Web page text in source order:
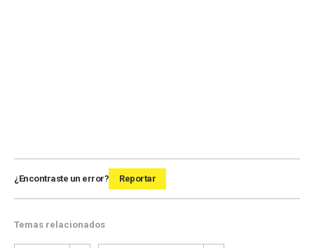
¿Encontraste un error? Reportar
Temas relacionados